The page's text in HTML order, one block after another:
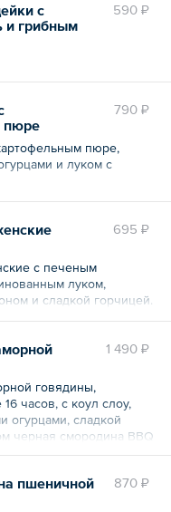
590 ₽
с
790 ₽
пюре
пюре,
и луком с
695 ₽
с печеным
луком,
и сладкой горчицей.
1 490 ₽
говядины,
часов, с коул слоу,
огурцами, сладкой
черная смородина BBQ
870 ₽
пшеничной